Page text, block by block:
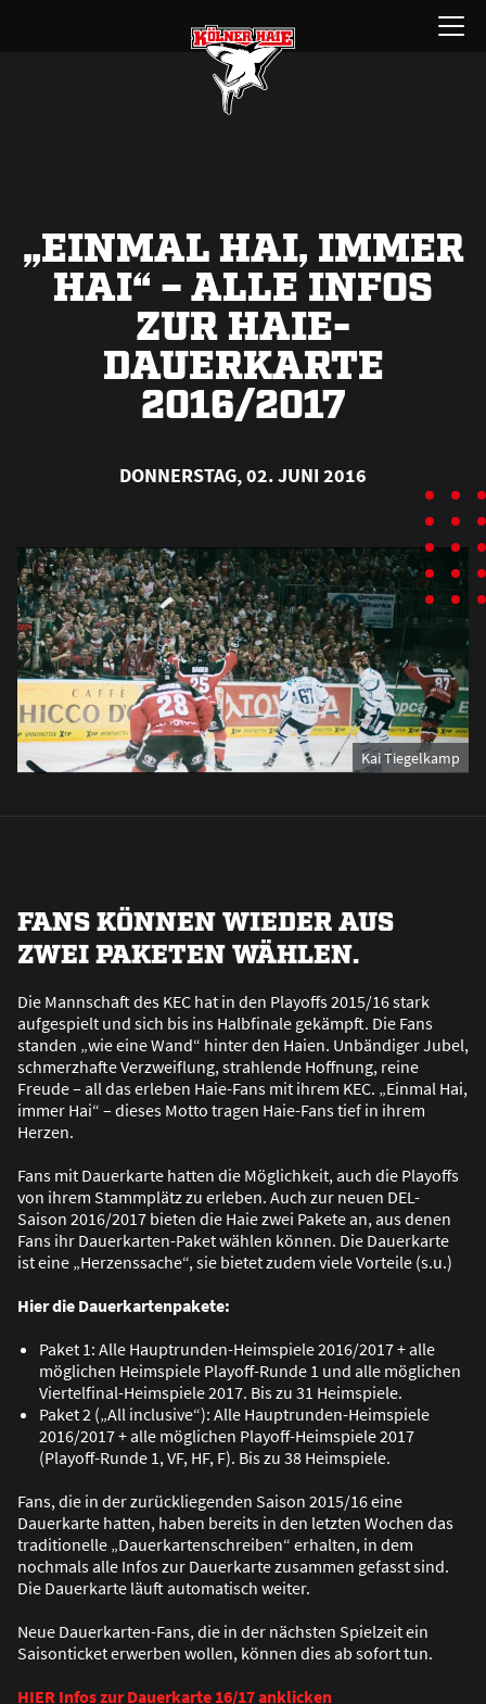
Menü
öffnen
„EINMAL HAI, IMMER
HAI“ – ALLE INFOS
ZUR HAIE-
DAUERKARTE
2016/2017
DONNERSTAG, 02. JUNI 2016
Kai Tiegelkamp
FANS KÖNNEN WIEDER AUS
ZWEI PAKETEN WÄHLEN.
Die Mannschaft des KEC hat in den Playoffs 2015/16 stark
aufgespielt und sich bis ins Halbfinale gekämpft. Die Fans
standen „wie eine Wand“ hinter den Haien. Unbändiger Jubel,
schmerzhafte Verzweiflung, strahlende Hoffnung, reine
Freude – all das erleben Haie-Fans mit ihrem KEC. „Einmal Hai,
immer Hai“ – dieses Motto tragen Haie-Fans tief in ihrem
Herzen.
Fans mit Dauerkarte hatten die Möglichkeit, auch die Playoffs
von ihrem Stammplätz zu erleben. Auch zur neuen DEL-
Saison 2016/2017 bieten die Haie zwei Pakete an, aus denen
Fans ihr Dauerkarten-Paket wählen können. Die Dauerkarte
ist eine „Herzenssache“, sie bietet zudem viele Vorteile (s.u.)
Hier die Dauerkartenpakete:
Paket 1: Alle Hauptrunden-Heimspiele 2016/2017 + alle
möglichen Heimspiele Playoff-Runde 1 und alle möglichen
Viertelfinal-Heimspiele 2017. Bis zu 31 Heimspiele.
Paket 2 („All inclusive“): Alle Hauptrunden-Heimspiele
2016/2017 + alle möglichen Playoff-Heimspiele 2017
(Playoff-Runde 1, VF, HF, F). Bis zu 38 Heimspiele.
Fans, die in der zurückliegenden Saison 2015/16 eine
Dauerkarte hatten, haben bereits in den letzten Wochen das
traditionelle „Dauerkartenschreiben“ erhalten, in dem
nochmals alle Infos zur Dauerkarte zusammen gefasst sind.
Die Dauerkarte läuft automatisch weiter.
Neue Dauerkarten-Fans, die in der nächsten Spielzeit ein
Saisonticket erwerben wollen, können dies ab sofort tun.
HIER Infos zur Dauerkarte 16/17 anklicken